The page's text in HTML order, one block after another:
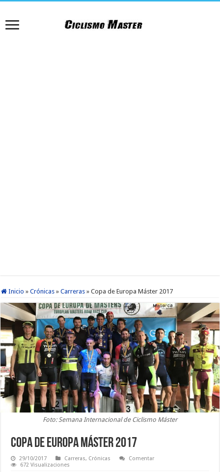
Inicio » Crónicas » Carreras » Copa de Europa Máster 2017
Foto: Semana Internacional de Ciclismo Máster
Copa de Europa Máster 2017
29/10/2017 Carreras, Crónicas
Comentar
672 Visualizaciones